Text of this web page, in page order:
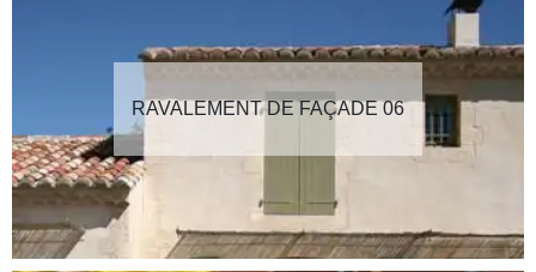
RAVALEMENT DE FAÇADE 06